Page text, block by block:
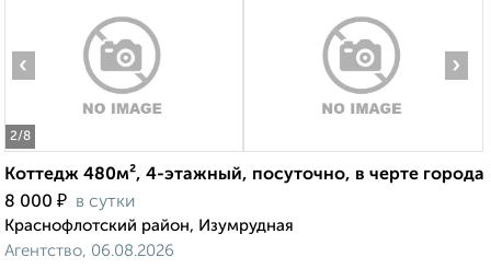
2/8
‹ ›
Коттедж 480м², 4-этажный, посуточно, в черте города
8 000 ₽ в сутки
Краснофлотский район, Изумрудная
Агентство, 06.08.2026